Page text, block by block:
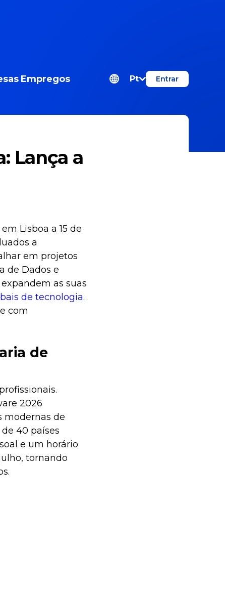
Empregos Pt Entrar
Lança a
Lisboa a 15 de
a
em projetos
de Dados e
as suas
de tecnologia.
com
de
2026
modernas de
40 países
e um horário
tornando